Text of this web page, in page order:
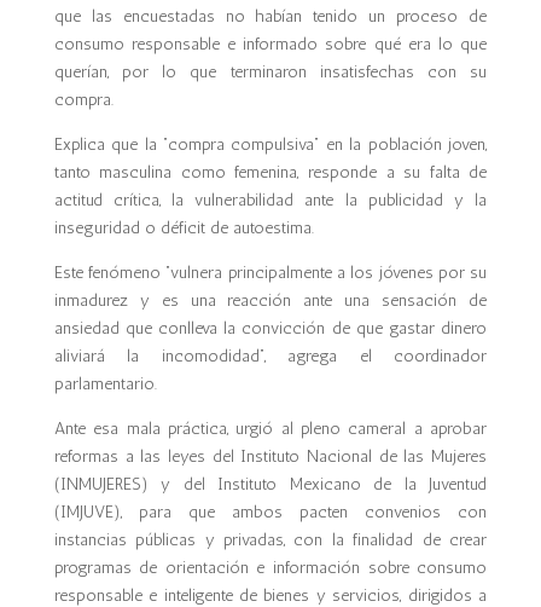
que las encuestadas no habían tenido un proceso de
consumo responsable e informado sobre qué era lo que
querían, por lo que terminaron insatisfechas con su
compra.
Explica que la “compra compulsiva” en la población joven,
tanto masculina como femenina, responde a su falta de
actitud crítica, la vulnerabilidad ante la publicidad y la
inseguridad o déficit de autoestima.
Este fenómeno “vulnera principalmente a los jóvenes por su
inmadurez y es una reacción ante una sensación de
ansiedad que conlleva la convicción de que gastar dinero
aliviará la incomodidad”, agrega el coordinador
parlamentario.
Ante esa mala práctica, urgió al pleno cameral a aprobar
reformas a las leyes del Instituto Nacional de las Mujeres
(INMUJERES) y del Instituto Mexicano de la Juventud
(IMJUVE), para que ambos pacten convenios con
instancias públicas y privadas, con la finalidad de crear
programas de orientación e información sobre consumo
responsable e inteligente de bienes y servicios, dirigidos a